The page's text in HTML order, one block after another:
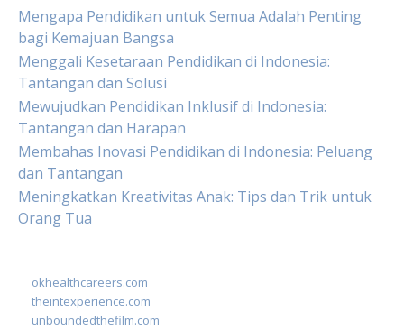
Mengapa Pendidikan untuk Semua Adalah Penting
bagi Kemajuan Bangsa
Menggali Kesetaraan Pendidikan di Indonesia:
Tantangan dan Solusi
Mewujudkan Pendidikan Inklusif di Indonesia:
Tantangan dan Harapan
Membahas Inovasi Pendidikan di Indonesia: Peluang
dan Tantangan
Meningkatkan Kreativitas Anak: Tips dan Trik untuk
Orang Tua
okhealthcareers.com
theintexperience.com
unboundedthefilm.com